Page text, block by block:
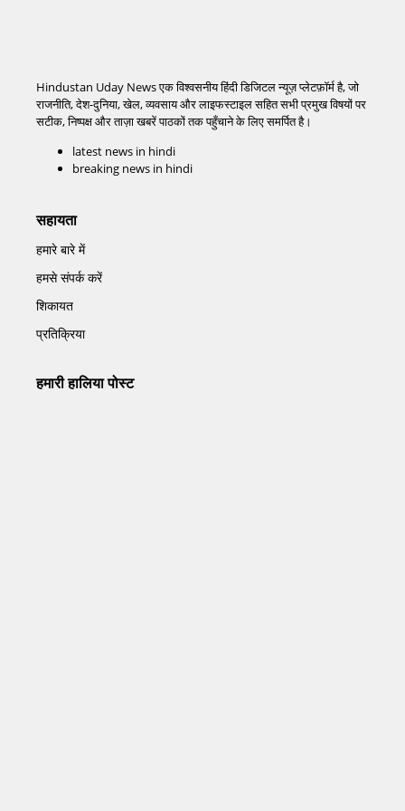
Hindustan Uday News एक विश्वसनीय हिंदी डिजिटल न्यूज़ प्लेटफ़ॉर्म है, जो
राजनीति, देश-दुनिया, खेल, व्यवसाय और लाइफस्टाइल सहित सभी प्रमुख विषयों पर
सटीक, निष्पक्ष और ताज़ा खबरें पाठकों तक पहुँचाने के लिए समर्पित है।
latest news in hindi
breaking news in hindi
सहायता
हमारे बारे में
हमसे संपर्क करें
शिकायत
प्रतिक्रिया
हमारी हालिया पोस्ट